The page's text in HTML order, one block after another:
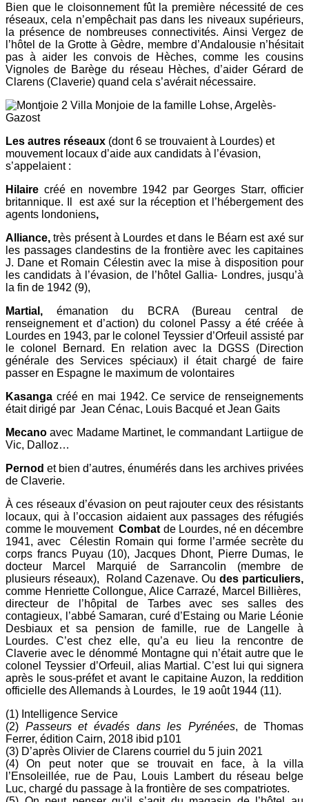
Bien que le cloisonnement fût la première nécessité de ces
réseaux, cela n’empêchait pas dans les niveaux supérieurs,
la présence de nombreuses connectivités. Ainsi Vergez de
l’hôtel de la Grotte à Gèdre, membre d’Andalousie n’hésitait
pas à aider les convois de Hèches, comme les cousins
Vignoles de Barège du réseau Hèches, d’aider Gérard de
Clarens (Claverie) quand cela s’avérait nécessaire.
Villa Monjoie de la famille Lohse, Argelès-
Gazost
Les autres réseaux (dont 6 se trouvaient à Lourdes) et
mouvement locaux d’aide aux candidats à l’évasion,
s’appelaient :
Hilaire créé en novembre 1942 par Georges Starr, officier
britannique. Il est axé sur la réception et l’hébergement des
agents londoniens,
Alliance,très présent à Lourdes et dans le Béarn est axé sur
les passages clandestins de la frontière avec les capitaines
J. Dane et Romain Célestin avec la mise à disposition pour
les candidats à l’évasion, de l’hôtel Gallia- Londres, jusqu’à
la fin de 1942 (9),
Martial, émanation du BCRA (Bureau central de
renseignement et d’action) du colonel Passy a été créée à
Lourdes en 1943, par le colonel Teyssier d’Orfeuil assisté par
le colonel Bernard. En relation avec la DGSS (Direction
générale des Services spéciaux) il était chargé de faire
passer en Espagne le maximum de volontaires
Kasanga créé en mai 1942. Ce service de renseignements
était dirigé par Jean Cénac, Louis Bacqué et Jean Gaits
Mecano avec Madame Martinet, le commandant Lartiigue de
Vic, Dalloz…
Pernod et bien d’autres, énumérés dans les archives privées
de Claverie.
À ces réseaux d’évasion on peut rajouter ceux des résistants
locaux, qui à l’occasion aidaient aux passages des réfugiés
comme le mouvementCombat de Lourdes, né en décembre
1941, avec Célestin Romain qui forme l’armée secrète du
corps francs Puyau (10), Jacques Dhont, Pierre Dumas, le
docteur Marcel Marquié de Sarrancolin (membre de
plusieurs réseaux), Roland Cazenave. Oudes particuliers,
comme Henriette Collongue, Alice Carrazé, Marcel Billières,
directeur de l’hôpital de Tarbes avec ses salles des
contagieux, l’abbé Samaran, curé d’Estaing ou Marie Léonie
Desbiaux et sa pension de famille, rue de Langelle à
Lourdes. C’est chez elle, qu’a eu lieu la rencontre de
Claverie avec le dénommé Montagne qui n’était autre que le
colonel Teyssier d’Orfeuil, alias Martial. C’est lui qui signera
après le sous-préfet et avant le capitaine Auzon, la reddition
officielle des Allemands à Lourdes, le 19 août 1944 (11).
(1) Intelligence Service
(2) Passeurs et évadés dans les Pyrénées, de Thomas
Ferrer, édition Cairn, 2018 ibid p101
(3) D’après Olivier de Clarens courriel du 5 juin 2021
(4) On peut noter que se trouvait en face, à la villa
l’Ensoleillée, rue de Pau, Louis Lambert du réseau belge
Luc, chargé du passage à la frontière de ses compatriotes.